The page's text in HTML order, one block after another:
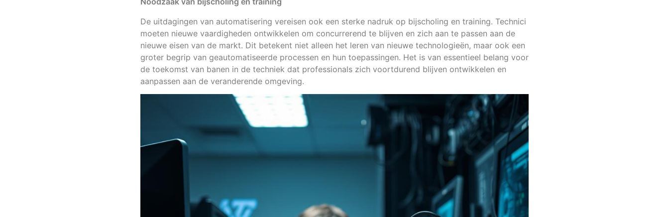
De uitdagingen van automatisering vereisen ook een sterke nadruk op bijscholing en training. Technici
moeten nieuwe vaardigheden ontwikkelen om concurrerend te blijven en zich aan te passen aan de
nieuwe eisen van de markt. Dit betekent niet alleen het leren van nieuwe technologieën, maar ook een
groter begrip van geautomatiseerde processen en hun toepassingen. Het is van essentieel belang voor
de toekomst van banen in de techniek dat professionals zich voortdurend blijven ontwikkelen en
aanpassen aan de veranderende omgeving.